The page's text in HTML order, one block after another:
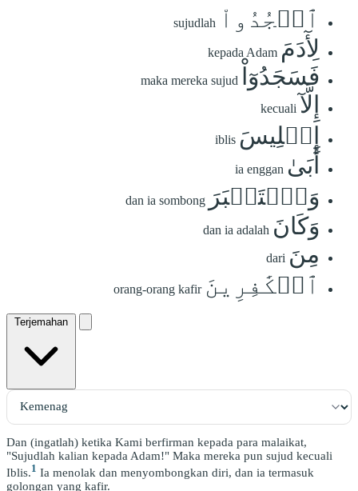
ٱسۡجُدُواْ sujudlah
لِأٓدَمَ kepada Adam
فَسَجَدُوٓاْ maka mereka sujud
إِلَّآ kecuali
إِبۡلِيسَ iblis
أَبَىٰ ia enggan
وَٱسۡتَكۡبَرَ dan ia sombong
وَكَانَ dan ia adalah
مِنَ dari
ٱلۡكَٰفِرِينَ orang-orang kafir
Terjemahan
Dan (ingatlah) ketika Kami berfirman kepada para malaikat,
"Sujudlah kalian kepada Adam!" Maka mereka pun sujud kecuali
Iblis.1 Ia menolak dan menyombongkan diri, dan ia termasuk
golongan yang kafir.